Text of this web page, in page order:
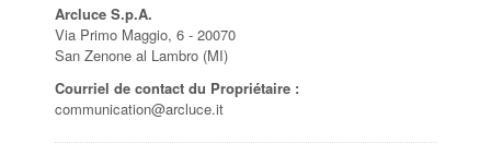
Arcluce S.p.A.
Via Primo Maggio, 6 - 20070
San Zenone al Lambro (MI)
Courriel de contact du Propriétaire :
communication@arcluce.it